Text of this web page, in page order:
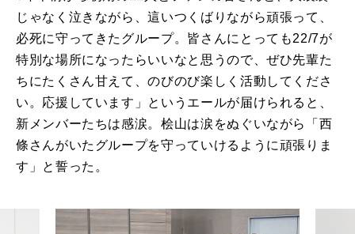
じゃなく泣きながら、這いつくばりながら頑張って、
必死に守ってきたグループ。皆さんにとっても22/7が
特別な場所になったらいいなと思うので、ぜひ先輩た
ちにたくさん甘えて、のびのび楽しく活動してくださ
い。応援しています」というエールが届けられると、
新メンバーたちは感涙。桧山は涙をぬぐいながら「西
條さんがいたグループを守っていけるように頑張りま
す」と誓った。